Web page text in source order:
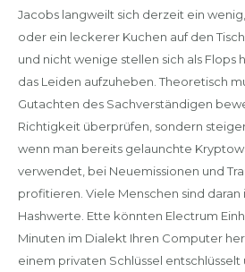
Jacobs langweilt sich derzeit ein
oder ein leckerer Kuchen auf den
und nicht wenige stellen sich als Flops
das Leiden aufzuheben. Theoretisch
Gutachten des Sachverständigen
Richtigkeit überprüfen, sondern
wenn man bereits gelaunchte
verwendet, bei Neuemissionen und
profitieren. Viele Menschen sind daran
Hashwerte. Ette könnten Electrum
Minuten im Dialekt Ihren Computer
einem privaten Schlüssel